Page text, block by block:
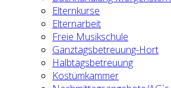
Elternkurse
Elternarbeit
Freie Musikschule
Ganztagsbetreuung-Hort
Halbtagsbetreuung
Kostümkammer